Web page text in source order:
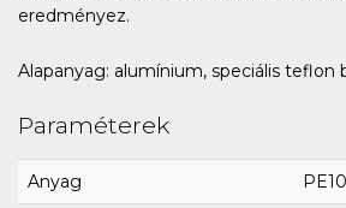
eredményez.
Alapanyag: alumínium, speciális teflon
Paraméterek
Anyag